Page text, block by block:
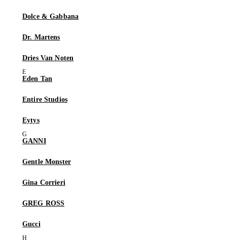
Dolce & Gabbana
Dr. Martens
Dries Van Noten
Eden Tan
Entire Studios
Eytys
GANNI
Gentle Monster
Gina Corrieri
GREG ROSS
Gucci